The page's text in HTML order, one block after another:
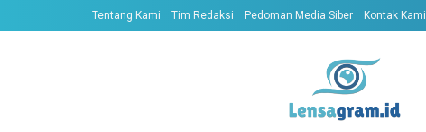
Tentang Kami Tim Redaksi Pedoman Media Siber Kontak Kami